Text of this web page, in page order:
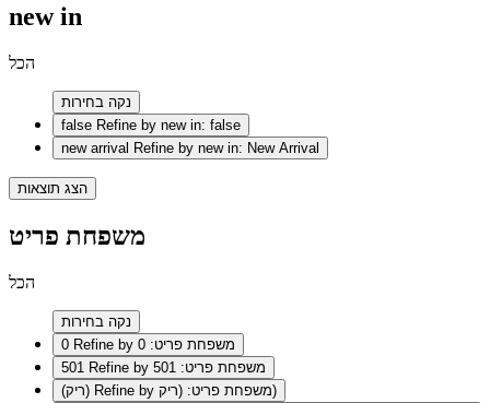
new in
הכל
נקה בחירות
false Refine by new in: false
new arrival Refine by new in: New Arrival
הצג תוצאות
משפחת פריט
הכל
נקה בחירות
0
Refine by משפחת פריט: 0
501
Refine by משפחת פריט: 501
(ריק)
Refine by משפחת פריט: (ריק)